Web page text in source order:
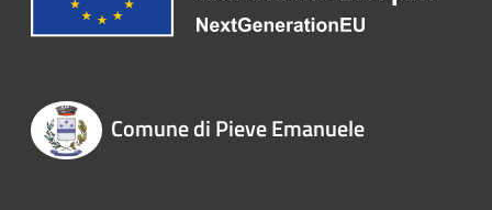
Comune di Pieve Emanuele